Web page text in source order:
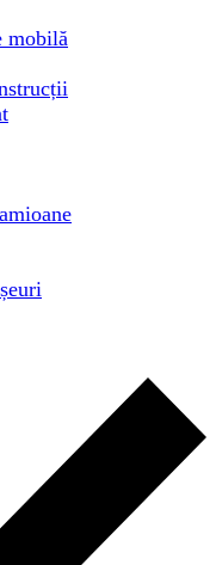
mobilă